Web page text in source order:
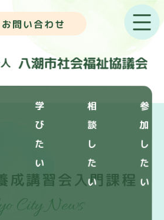
お問い合わせ
学
び
た
い
相
談
し
た
い
参
加
し
た
い
成講習会入門課程
City News